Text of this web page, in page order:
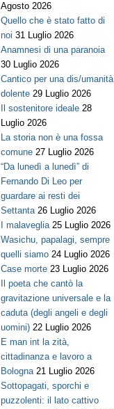
Agosto 2026
Quello che è stato fatto di
noi 31 Luglio 2026
Anamnesi di una paranoia
30 Luglio 2026
Cantico per una dis/umanità
dolente 29 Luglio 2026
Il sostenitore ideale 28
Luglio 2026
La storia non è una fossa
comune 27 Luglio 2026
“Da lunedì a lunedì” di
Fernando Di Leo per
guardare ai resti dei
Settanta 26 Luglio 2026
I malaveglia 25 Luglio 2026
Wasichu, papalagi, sempre
quelli siamo 24 Luglio 2026
Case morte 23 Luglio 2026
Il poeta che cantò la
gravitazione universale e la
caduta (degli angeli e degli
uomini) 22 Luglio 2026
E man int la zità,
cittadinanza e lavoro a
Bologna 21 Luglio 2026
Sottopagati, sporchi e
puzzolenti: il lato cattivo